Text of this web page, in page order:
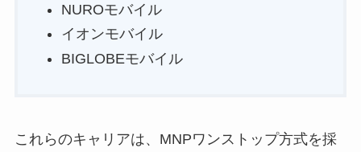
NUROモバイル
イオンモバイル
BIGLOBEモバイル
これらのキャリアは、MNPワンストップ方式を採